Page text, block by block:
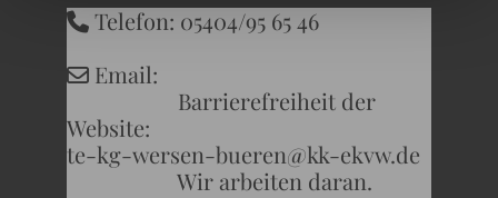
 Telefon: 05404/95 65 46
 Email:
Barrierefreiheit der
Website:
te-kg-wersen-bueren@kk-ekvw.de
Wir arbeiten daran.